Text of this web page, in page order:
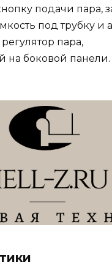
подачи пара,
под трубку и
пара,
на боковой панели.